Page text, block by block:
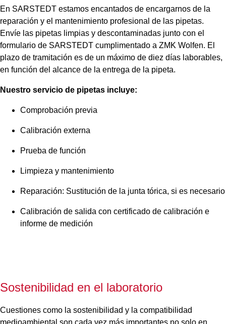
En SARSTEDT estamos encantados de encargarnos de la
reparación y el mantenimiento profesional de las pipetas.
Envíe las pipetas limpias y descontaminadas junto con el
formulario de SARSTEDT cumplimentado a ZMK Wolfen. El
plazo de tramitación es de un máximo de diez días laborables,
en función del alcance de la entrega de la pipeta.
Nuestro servicio de pipetas incluye:
Comprobación previa
Calibración externa
Prueba de función
Limpieza y mantenimiento
Reparación: Sustitución de la junta tórica, si es necesario
Calibración de salida con certificado de calibración e
informe de medición
Sostenibilidad en el laboratorio
Cuestiones como la sostenibilidad y la compatibilidad
medioambiental son cada vez más importantes no solo en